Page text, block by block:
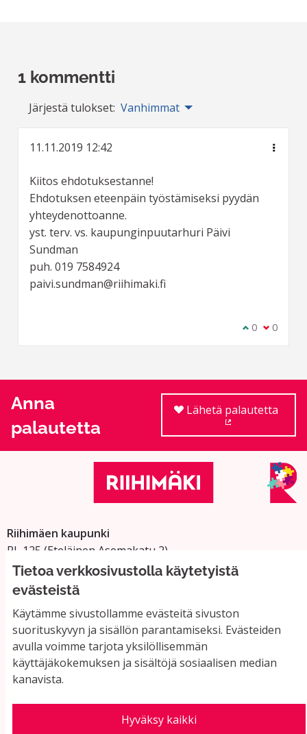
Tietoa verkkosivustolla käytetyistä
evästeistä
Käytämme sivustollamme evästeitä sivuston
suorituskyvyn ja sisällön parantamiseksi. Evästeiden
avulla voimme tarjota yksilöllisemmän
käyttäjäkokemuksen ja sisältöjä sosiaalisen median
kanavista.
Hyväksy kaikki
1 kommentti
Järjestä tulokset: Vanhimmat
11.11.2019 12:42
Kiitos ehdotuksestanne!
Ehdotuksen eteenpäin työstämiseksi pyydän
yhteydenottoanne.
yst. terv. vs. kaupunginpuutarhuri Päivi
Sundman
puh. 019 7584924
paivi.sundman@riihimaki.fi
Olen samaa
0 Olen eri
0
Anna
palautetta
Lähetä palautetta
Riihimäen kaupunki
PL 125 (Eteläinen Asemakatu 2)
11101 Riihimäki
Vaihde: 019 758 4000
Sähköpostiosoitteet:
etunimi.sukunimi@riihimaki.fi
Yhteystiedot ja usein kysyttyä
Käyttöehdot